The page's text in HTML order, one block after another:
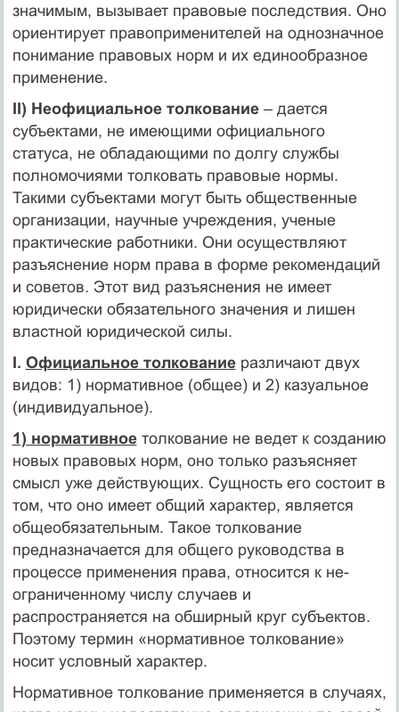
значимым, вызывает правовые последствия. Оно
ориентирует правоприменителей на однозначное
понимание правовых норм и их единообразное
применение.
II) Неофициальное толкование– дается
субъектами, не имеющими официального
статуса, не обладающими по долгу службы
полномочиями толковать правовые нормы.
Такими субъектами могут быть общественные
организации, научные учреждения, ученые
практические работники. Они осуществляют
разъяснение норм права в форме рекомендаций
и советов. Этот вид разъяснения не имеет
юридически обязательного значения и лишен
властной юридической силы.
I. Официальное толкованиеразличают двух
видов: 1) нормативное (общее) и 2) казуальное
(индивидуальное).
1) нормативноетолкование не ведет к созданию
новых правовых норм, оно только разъясняет
смысл уже действующих. Сущность его состоит в
том, что оно имеет общий характер, является
общеобязательным. Такое толкование
предназначается для об­щего руководства в
процессе применения права, относится к не­
ограниченному числу случаев и
распространяется на обширный круг субъектов.
Поэтому термин «нормативное толкование»
носит условный характер.
Нормативное толкование применяется в случаях,